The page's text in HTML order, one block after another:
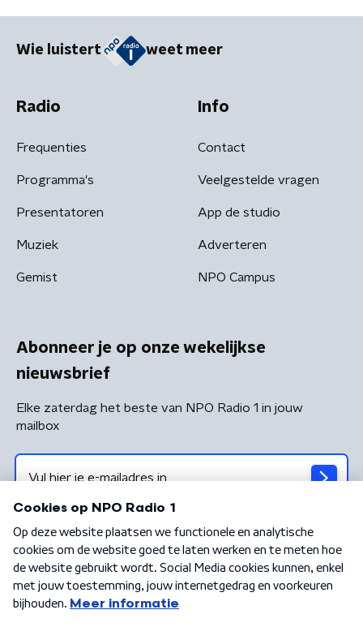
Wie luistert weet meer
Radio
Frequenties
Programma's
Presentatoren
Muziek
Gemist
Info
Contact
Veelgestelde vragen
App de studio
Adverteren
NPO Campus
Abonneer je op onze wekelijkse
nieuwsbrief
Elke zaterdag het beste van NPO Radio 1 in jouw
mailbox
Algemene voorwaarden